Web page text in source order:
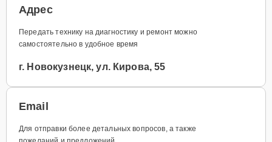
Адрес
Передать технику на диагностику и ремонт можно
самостоятельно в удобное время
г. Новокузнецк, ул. Кирова, 55
Email
Для отправки более детальных вопросов, а также